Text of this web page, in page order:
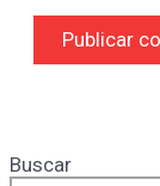
Buscar